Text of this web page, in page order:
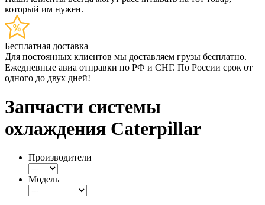
который им нужен.
Бесплатная доставка
Для постоянных клиентов мы доставляем грузы бесплатно.
Ежедневные авиа отправки по РФ и СНГ. По России срок от
одного до двух дней!
Запчасти системы
охлаждения Сaterpillar
Производители
Модель